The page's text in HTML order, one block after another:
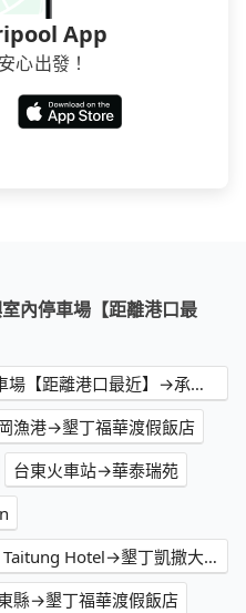
App
心出發！
內停車場【距離港口最
富岡港口碼頭綠島蘭嶼室內停車場【距離港口最近】→承億文旅-墾丁雅客小半島
漁港→墾丁福華渡假飯店
台東火車站→華泰瑞苑
台東桂田喜來登酒店 Sheraton Taitung Hotel→墾丁凱撒大飯店
縣→墾丁福華渡假飯店